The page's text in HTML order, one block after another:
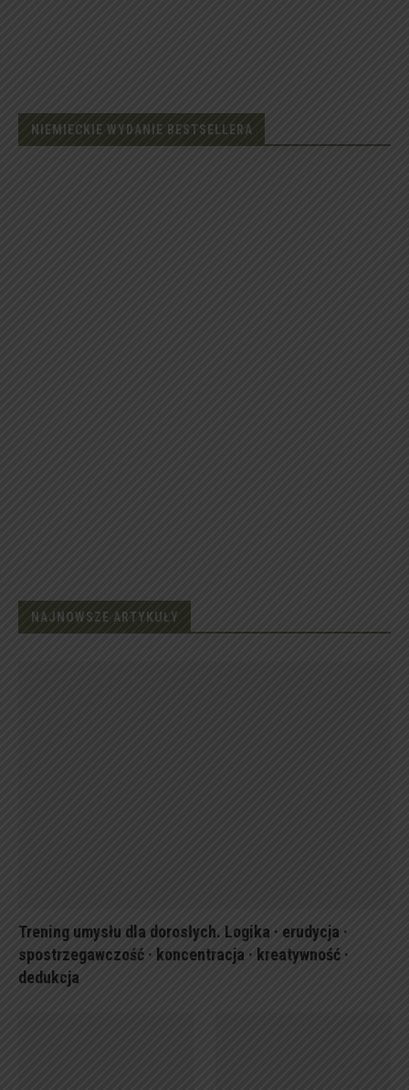
NIEMIECKIE WYDANIE BESTSELLERA
NAJNOWSZE ARTYKUŁY
Trening umysłu dla dorosłych. Logika · erudycja ·
spostrzegawczość · koncentracja · kreatywność ·
dedukcja